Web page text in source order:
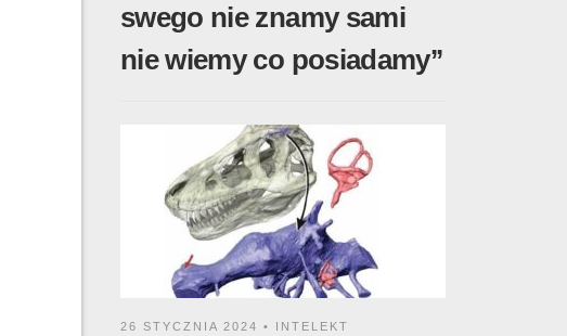
swego nie znamy sami
nie wiemy co posiadamy’’
26 STYCZNIA 2024 • INTELEKT